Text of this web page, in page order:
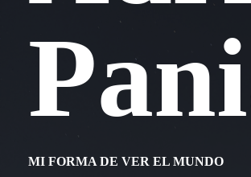
MI FORMA DE VER EL MUNDO